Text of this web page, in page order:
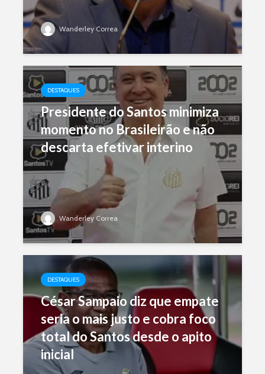
Wanderley Correa
DESTAQUES
Presidente do Santos minimiza
momento no Brasileirão e não
descarta efetivar interino
Wanderley Correa
DESTAQUES
César Sampaio diz que empate
seria o mais justo e cobra foco
total do Santos desde o apito
inicial